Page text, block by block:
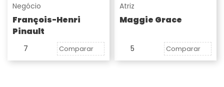
Negócio
François-Henri
Pinault
7 Comparar
Atriz
Maggie Grace
5 Comparar